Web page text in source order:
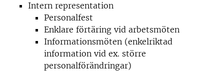
Intern representation
Personalfest
Enklare förtäring vid arbetsmöten
Informationsmöten (enkelriktad
information vid ex. större
personalförändringar)